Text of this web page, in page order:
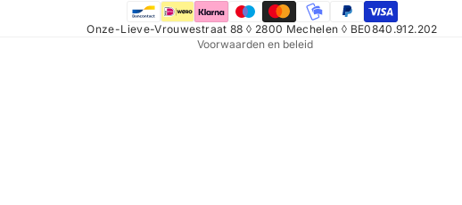
Onze-Lieve-Vrouwestraat 88 ◊ 2800 Mechelen ◊ BE0840.912.202
Voorwaarden en beleid
Contactgegevens